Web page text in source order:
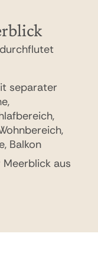
separater
Balkon
aus
separater
Ess- und
Minibar
den Strand